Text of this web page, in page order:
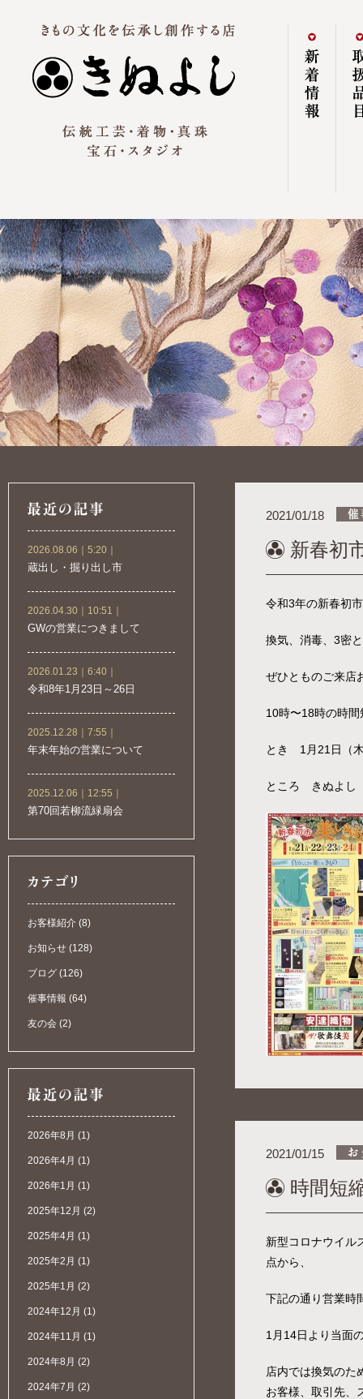
2026.08.06｜5:20｜
蔵出し・掘り出し市
2026.04.30｜10:51｜
GWの営業につきまして
2026.01.23｜6:40｜
令和8年1月23日～26日
2025.12.28｜7:55｜
年末年始の営業について
2025.12.06｜12:55｜
第70回若柳流緑扇会
お客様紹介 (8)
お知らせ (128)
ブログ (126)
催事情報 (64)
友の会 (2)
2026年8月 (1)
2026年4月 (1)
2026年1月 (1)
2025年12月 (2)
2025年4月 (1)
2025年2月 (1)
2025年1月 (2)
2024年12月 (1)
2024年11月 (1)
2024年8月 (2)
2024年7月 (2)
2021/01/18
新春初
令和3年の新春初
換気、消毒、3密
ぜひとものご来店
10時〜18時の時
とき 1月21日（
ところ きぬよし
2021/01/15
時間短
新型コロナウイル
点から、
下記の通り営業時
1月14日より当面
店内では換気のた
お客様、取引先、